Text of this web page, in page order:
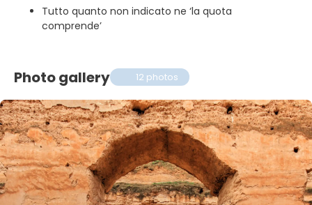
Tutto quanto non indicato ne ‘la quota
comprende’
Photo gallery 12 photos